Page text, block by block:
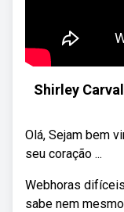
Shirley
Olá, Sejam bem
seu coração ...
Webhoras
sabe nem